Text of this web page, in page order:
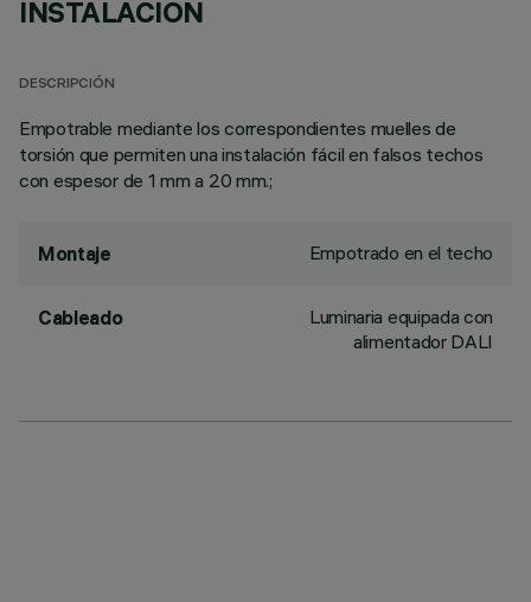
INSTALACIÓN
DESCRIPCIÓN
Empotrable mediante los correspondientes muelles de
torsión que permiten una instalación fácil en falsos techos
con espesor de 1 mm a 20 mm.;
Montaje Empotrado en el techo
Cableado
Luminaria equipada con
alimentador DALI